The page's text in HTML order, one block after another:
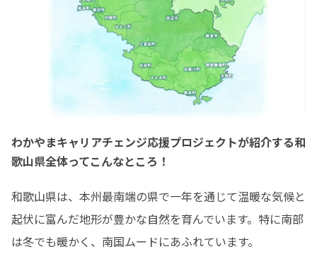
わかやまキャリアチェンジ応援プロジェクトが紹介する和
歌山県全体ってこんなところ！
和歌山県は、本州最南端の県で一年を通じて温暖な気候と
起伏に富んだ地形が豊かな自然を育んでいます。特に南部
は冬でも暖かく、南国ムードにあふれています。